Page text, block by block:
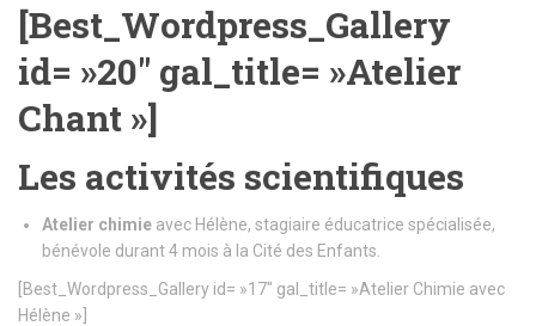
[Best_Wordpress_Gallery
id= »20″ gal_title= »Atelier
Chant »]
Les activités scientifiques
Atelier chimie avec Hélène, stagiaire éducatrice spécialisée,
bénévole durant 4 mois à la Cité des Enfants.
[Best_Wordpress_Gallery id= »17″ gal_title= »Atelier Chimie avec
Hélène »]